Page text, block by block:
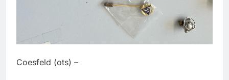
Coesfeld (ots) –